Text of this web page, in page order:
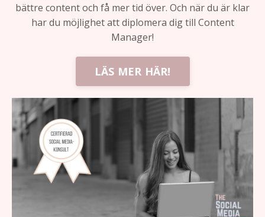
bättre content och få mer tid över. Och när du är klar
har du möjlighet att diplomera dig till Content
Manager!
LÄS MER HÄR!